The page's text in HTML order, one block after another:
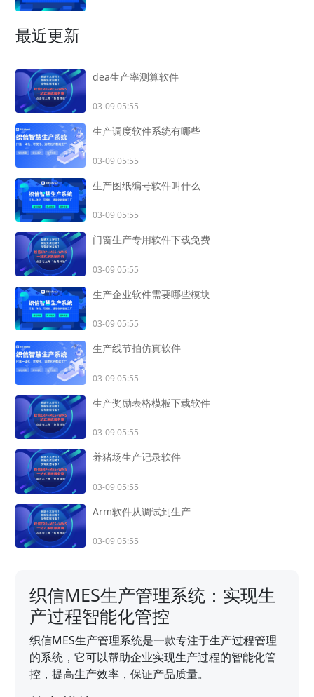
最近更新
dea生产率测算软件
03-09 05:55
生产调度软件系统有哪些
03-09 05:55
生产图纸编号软件叫什么
03-09 05:55
门窗生产专用软件下载免费
03-09 05:55
生产企业软件需要哪些模块
03-09 05:55
生产线节拍仿真软件
03-09 05:55
生产奖励表格模板下载软件
03-09 05:55
养猪场生产记录软件
03-09 05:55
Arm软件从调试到生产
03-09 05:55
织信MES生产管理系统：实现生
产过程智能化管控
织信MES生产管理系统是一款专注于生产过程管理
的系统，它可以帮助企业实现生产过程的智能化管
控，提高生产效率，保证产品质量。